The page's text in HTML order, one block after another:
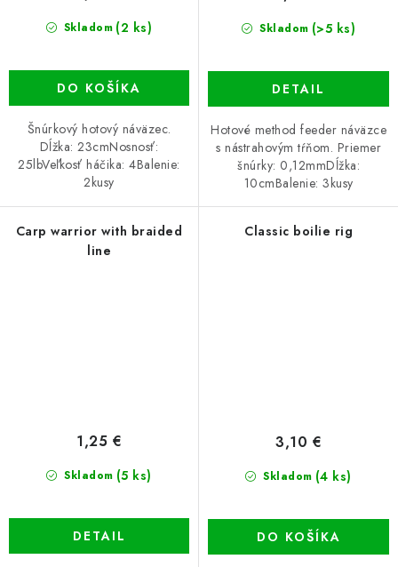
Skladom (2 ks)
DO KOŠÍKA
Šnúrkový hotový náväzec.
Dĺžka: 23cmNosnosť:
25lbVeľkosť háčika: 4Balenie:
2kusy
Skladom (>5 ks)
DETAIL
Hotové method feeder náväzce
s nástrahovým tŕňom. Priemer
šnúrky: 0,12mmDĺžka:
10cmBalenie: 3kusy
Carp warrior with braided
line
Skladom (5 ks)
1,25 €
DETAIL
Classic boilie rig
Skladom (4 ks)
3,10 €
DO KOŠÍKA